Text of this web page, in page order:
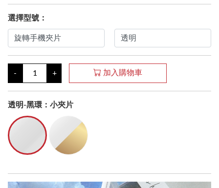
選擇型號：
- + 加入購物車
透明-黑環：小夾片